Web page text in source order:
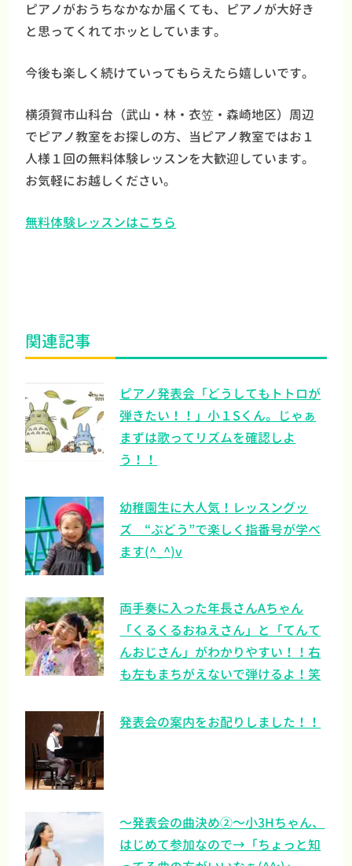
ピアノがおうちなかなか届くても、ピアノが大好き
と思ってくれてホッとしています。
今後も楽しく続けていってもらえたら嬉しいです。
横須賀市山科台（武山・林・衣笠・森崎地区）周辺
でピアノ教室をお探しの方、当ピアノ教室ではお１
人様１回の無料体験レッスンを大歓迎しています。
お気軽にお越しください。
無料体験レッスンはこちら
関連記事
ピアノ発表会「どうしてもトトロが
弾きたい！！」小１Sくん。じゃぁ
まずは歌ってリズムを確認しよ
う！！
幼稚園生に大人気！レッスングッ
ズ “ぶどう”で楽しく指番号が学べ
ます(^_^)v
両手奏に入った年長さんAちゃん
「くるくるおねえさん」と「てんて
んおじさん」がわかりやすい！！右
も左もまちがえないで弾けるよ！笑
発表会の案内をお配りしました！！
～発表会の曲決め②～小3Hちゃん、
はじめて参加なので→「ちょっと知